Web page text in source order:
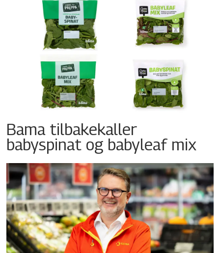
Bama tilbakekaller
babyspinat og babyleaf mix